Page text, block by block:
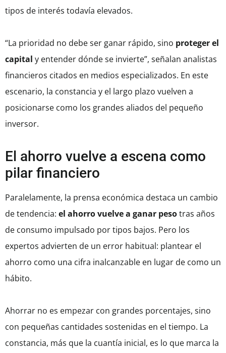
tipos de interés todavía elevados.
“La prioridad no debe ser ganar rápido, sino proteger el
capital y entender dónde se invierte”, señalan analistas
financieros citados en medios especializados. En este
escenario, la constancia y el largo plazo vuelven a
posicionarse como los grandes aliados del pequeño
inversor.
El ahorro vuelve a escena como
pilar financiero
Paralelamente, la prensa económica destaca un cambio
de tendencia: el ahorro vuelve a ganar pesotras años
de consumo impulsado por tipos bajos. Pero los
expertos advierten de un error habitual: plantear el
ahorro como una cifra inalcanzable en lugar de como un
hábito.
Ahorrar no es empezar con grandes porcentajes, sino
con pequeñas cantidades sostenidas en el tiempo. La
constancia, más que la cuantía inicial, es lo que marca la